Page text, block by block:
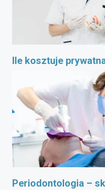
Ile kosztuje
Periodontologia –